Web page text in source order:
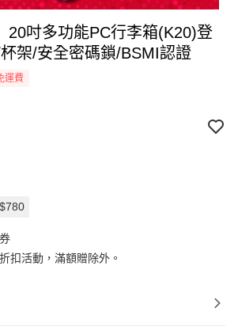
20吋多功能PC行李箱(K20)登
架/安全密碼鎖/BSMI認證
運費
扣活動，滿額贈除外。